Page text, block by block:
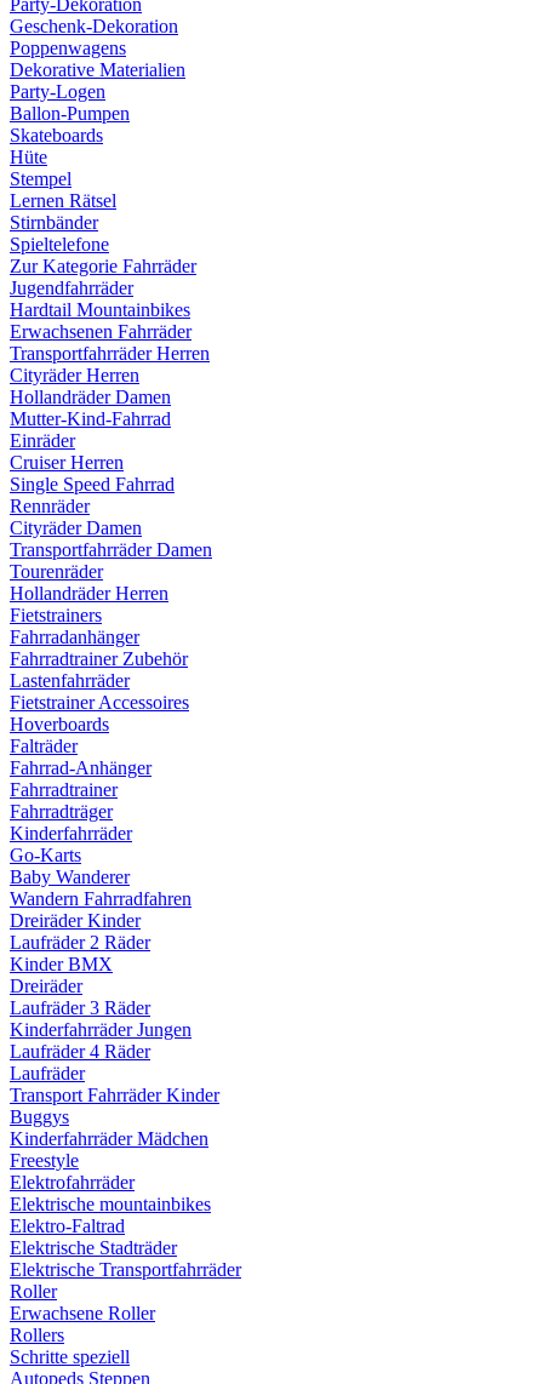
Party-Dekoration
Geschenk-Dekoration
Poppenwagens
Dekorative Materialien
Party-Logen
Ballon-Pumpen
Skateboards
Hüte
Stempel
Lernen Rätsel
Stirnbänder
Spieltelefone
Zur Kategorie Fahrräder
Jugendfahrräder
Hardtail Mountainbikes
Erwachsenen Fahrräder
Transportfahrräder Herren
Cityräder Herren
Hollandräder Damen
Mutter-Kind-Fahrrad
Einräder
Cruiser Herren
Single Speed Fahrrad
Rennräder
Cityräder Damen
Transportfahrräder Damen
Tourenräder
Hollandräder Herren
Fietstrainers
Fahrradanhänger
Fahrradtrainer Zubehör
Lastenfahrräder
Fietstrainer Accessoires
Hoverboards
Falträder
Fahrrad-Anhänger
Fahrradtrainer
Fahrradträger
Kinderfahrräder
Go-Karts
Baby Wanderer
Wandern Fahrradfahren
Dreiräder Kinder
Laufräder 2 Räder
Kinder BMX
Dreiräder
Laufräder 3 Räder
Kinderfahrräder Jungen
Laufräder 4 Räder
Laufräder
Transport Fahrräder Kinder
Buggys
Kinderfahrräder Mädchen
Freestyle
Elektrofahrräder
Elektrische mountainbikes
Elektro-Faltrad
Elektrische Stadträder
Elektrische Transportfahrräder
Roller
Erwachsene Roller
Rollers
Schritte speziell
Autopeds Steppen